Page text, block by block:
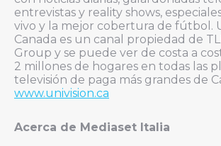
entrevistas y reality shows,
vivo y la mejor cobertura de fútbol.
Canada es un canal propiedad de
Group y se puede ver de costa a
2 millones de hogares en todas las
televisión de paga más grandes de
www.univision.ca
Acerca de Mediaset Italia